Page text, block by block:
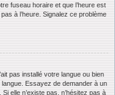
fuseau horaire et que l’heure est
à l’heure. Signalez ce problème
pas installé votre langue ou bien
Essayez de demander à un
elle n’existe pas, n’hésitez pas à